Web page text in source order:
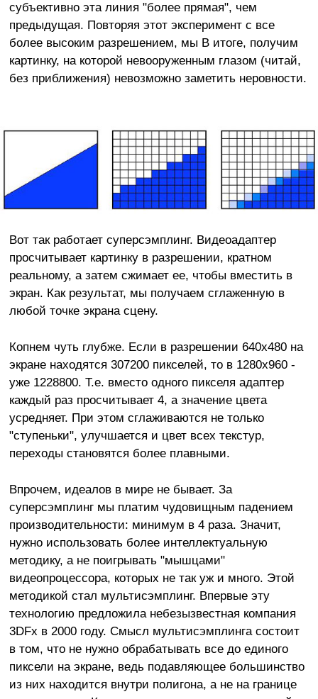
субъективно эта линия "более прямая", чем
предыдущая. Повторяя этот эксперимент с все
более высоким разрешением, мы В итоге, получим
картинку, на которой невооруженным глазом (читай,
без приближения) невозможно заметить неровности.
Вот так работает суперсэмплинг. Видеоадаптер
просчитывает картинку в разрешении, кратном
реальному, а затем сжимает ее, чтобы вместить в
экран. Как результат, мы получаем сглаженную в
любой точке экрана сцену.
Копнем чуть глубже. Если в разрешении 640х480 на
экране находятся 307200 пикселей, то в 1280х960 -
уже 1228800. Т.е. вместо одного пикселя адаптер
каждый раз просчитывает 4, а значение цвета
усредняет. При этом сглаживаются не только
"ступеньки", улучшается и цвет всех текстур,
переходы становятся более плавными.
Впрочем, идеалов в мире не бывает. За
суперсэмплинг мы платим чудовищным падением
производительности: минимум в 4 раза. Значит,
нужно использовать более интеллектуальную
методику, а не поигрывать "мышцами"
видеопроцессора, которых не так уж и много. Этой
методикой стал мультисэмплинг. Впервые эту
технологию предложила небезызвестная компания
3DFx в 2000 году. Смысл мультисэмплинга состоит
в том, что не нужно обрабатывать все до единого
пиксели на экране, ведь подавляющее большинство
из них находится внутри полигона, а не на границе